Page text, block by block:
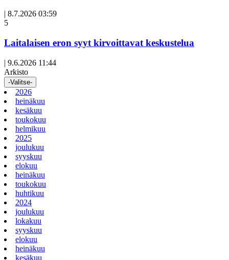
| 8.7.2026 03:59
Avoin
5
Laitalaisen eron syyt kirvoittavat keskustelua
| 9.6.2026 11:44
Arkisto
-Valitse-
2026
heinäkuu
kesäkuu
toukokuu
helmikuu
2025
joulukuu
syyskuu
elokuu
heinäkuu
toukokuu
huhtikuu
2024
joulukuu
lokakuu
syyskuu
elokuu
heinäkuu
kesäkuu